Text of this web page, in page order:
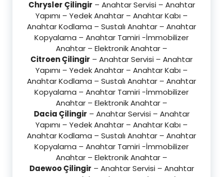
Chrysler Çilingir – Anahtar Servisi – Anahtar
Yapımı – Yedek Anahtar – Anahtar Kabı –
Anahtar Kodlama – Sustalı Anahtar – Anahtar
Kopyalama – Anahtar Tamiri -İmmobilizer
Anahtar – Elektronik Anahtar –
Citroen Çilingir – Anahtar Servisi – Anahtar
Yapımı – Yedek Anahtar – Anahtar Kabı –
Anahtar Kodlama – Sustalı Anahtar – Anahtar
Kopyalama – Anahtar Tamiri -İmmobilizer
Anahtar – Elektronik Anahtar –
Dacia Çilingir – Anahtar Servisi – Anahtar
Yapımı – Yedek Anahtar – Anahtar Kabı –
Anahtar Kodlama – Sustalı Anahtar – Anahtar
Kopyalama – Anahtar Tamiri -İmmobilizer
Anahtar – Elektronik Anahtar –
Daewoo Çilingir – Anahtar Servisi – Anahtar